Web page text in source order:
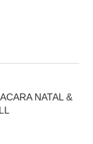
NATAL &